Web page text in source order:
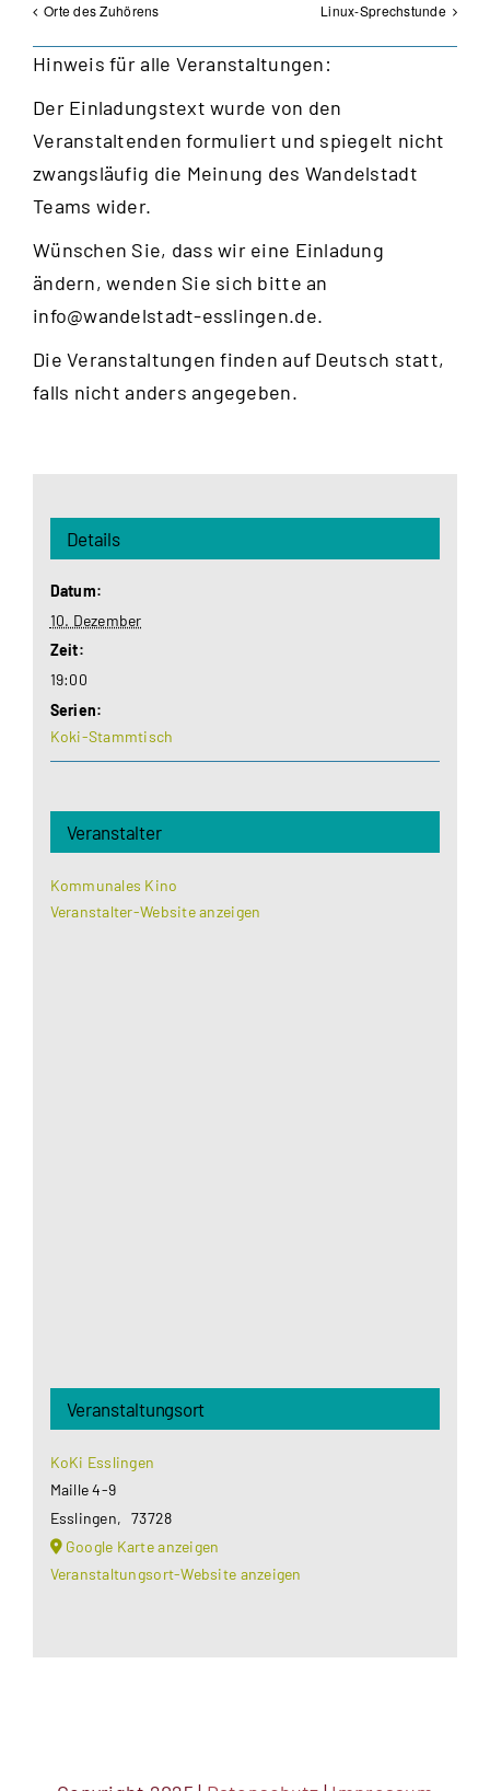
Orte des Zuhörens Linux-Sprechstunde
Hinweis für alle Veranstaltungen:
Der Einladungstext wurde von den
Veranstaltenden formuliert und spiegelt nicht
zwangsläufig die Meinung des Wandelstadt
Teams wider.
Wünschen Sie, dass wir eine Einladung
ändern, wenden Sie sich bitte an
info@wandelstadt-esslingen.de.
Die Veranstaltungen finden auf Deutsch statt,
falls nicht anders angegeben.
Details
Datum:
10. Dezember
Zeit:
19:00
Serien:
Koki-Stammtisch
Veranstalter
Kommunales Kino
Veranstalter-Website anzeigen
Veranstaltungsort
KoKi Esslingen
Maille 4-9
Esslingen, 73728
Google Karte anzeigen
Veranstaltungsort-Website anzeigen